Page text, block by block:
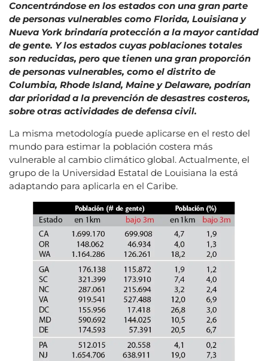
Concentrándose en los estados con una gran parte
de personas vulnerables como Florida, Louisiana y
Nueva York brindaría protección a la mayor cantidad
de gente. Y los estados cuyas poblaciones totales
son reducidas, pero que tienen una gran proporción
de personas vulnerables, como el distrito de
Columbia, Rhode Island, Maine y Delaware, podrían
dar prioridad a la prevención de desastres costeros,
sobre otras actividades de defensa civil.
La misma metodología puede aplicarse en el resto del
mundo para estimar la población costera más
vulnerable al cambio climático global. Actualmente, el
grupo de la Universidad Estatal de Louisiana la está
adaptando para aplicarla en el Caribe.